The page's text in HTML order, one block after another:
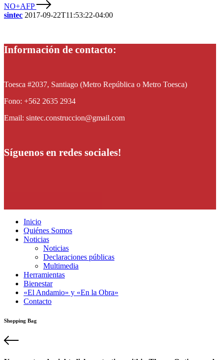
NO+AFP
sintec 2017-09-22T11:53:22-04:00
Información de contacto:
Toesca #2037, Santiago (Metro República o Metro Toesca)
Fono: +562 2635 2934
Email: sintec.construccion@gmail.com
Síguenos en redes sociales!
Inicio
Quiénes Somos
Noticias
Noticias
Declaraciones públicas
Multimedia
Herramientas
Bienestar
«El Andamio» y «En la Obra»
Contacto
Shopping Bag